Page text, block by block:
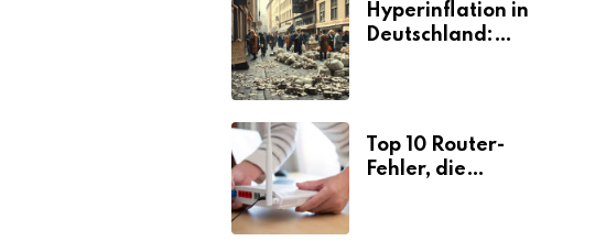
Hyperinflation in
Deutschland:
Top 10 Router-
Fehler, die